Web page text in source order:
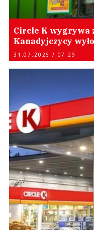
Circle K wygrywa
Kanadyjczycy
31.07.2026 / 07:29